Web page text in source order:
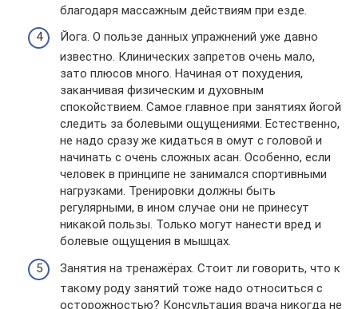
благодаря массажным действиям при езде.
Йога. О пользе данных упражнений уже давно
известно. Клинических запретов очень мало,
зато плюсов много. Начиная от похудения,
заканчивая физическим и духовным
спокойствием. Самое главное при занятиях йогой
следить за болевыми ощущениями. Естественно,
не надо сразу же кидаться в омут с головой и
начинать с очень сложных асан. Особенно, если
человек в принципе не занимался спортивными
нагрузками. Тренировки должны быть
регулярными, в ином случае они не принесут
никакой пользы. Только могут нанести вред и
болевые ощущения в мышцах.
Занятия на тренажёрах. Стоит ли говорить, что к
такому роду занятий тоже надо относиться с
осторожностью? Консультация врача никогда не